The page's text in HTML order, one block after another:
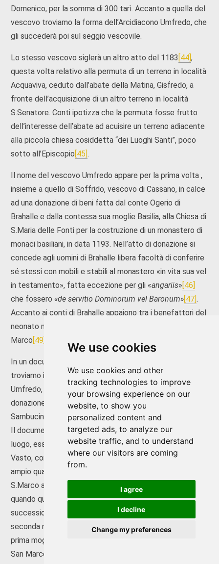
We use cookies
We use cookies and other
tracking technologies to improve
your browsing experience on our
website, to show you
personalized content and
targeted ads, to analyze our
website traffic, and to understand
where our visitors are coming
from.
I agree
I decline
Change my preferences
Domenico, per la somma di 300 tarì. Accanto a quella del
vescovo troviamo la forma dell’Arcidiacono Umfredo, che
gli succederà poi sul seggio vescovile.
Lo stesso vescovo siglerà un altro atto del 1183 [44],
questa volta relativo alla permuta di un terreno in località
Acquaviva, ceduto dall’abate della Matina, Gisfredo, a
fronte dell’acquisizione di un altro terreno in località
S.Senatore. Conti ipotizza che la permuta fosse frutto
dell’interesse dell’abate ad acuisire un terreno adiacente
alla piccola chiesa cosiddetta “dei Luoghi Santi”, poco
sotto all’Episcopio[45].
Il nome del vescovo Umfredo appare per la prima volta ,
insieme a quello di Soffrido, vescovo di Cassano, in calce
ad una donazione di beni fatta dal conte Ogerio di
Brahalle e dalla contessa sua moglie Basilia, alla Chiesa di
S.Maria delle Fonti per la costruzione di un monastero di
monaci basiliani, in data 1193. Nell’atto di donazione si
concede agli uomini di Brahalle libera facoltà di conferire
sé stessi con mobili e stabili al monastero «in vita sua vel
in testamento», fatta eccezione per gli «angariis»[46]
che fossero «de servitio Dominorum vel Baronum»[47].
Accanto ai conti di Brahalle appaiono tra i benefattori del
neonato monastero, Rainaldo del Vasto
Marco[49]
In un documento di particolare rilievo per San Marco
troviamo il nome del vescovo che succedette a
Umfredo, Nicola
. L’atto, datato 1205, riguarda la
donazione della tenuta Sprandelli all’abbazia della
Sambucina, fattapro anima suadal ricco Oliviero Allerio.
Il documento è interessante per vari motivi. In primo
luogo, esso porta la firma del già incontrato Rainaldo del
Vasto, conte di San Marco, la cui autorità rientra nel più
ampio quadro dell’affidamento della castellania di
S.Marco ad un membro della famiglia di Ruggiero di Sicilia,
quando questi riuscì a prevalere nella lotta per la
successione del Guiscardo, tra Ruggero Borsa, figlio della
seconda moglie Sichelgaita, e Boemondo, figlio della
prima moglie Alberada
San Marco si trovò a dover garantire al duca di Borsa che